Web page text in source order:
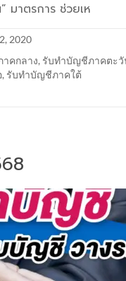
าตรการ ช่วยเห
2020
คกลาง, รับทำบัญชีภาคตะ
, รับทำบัญชีภาคใต้